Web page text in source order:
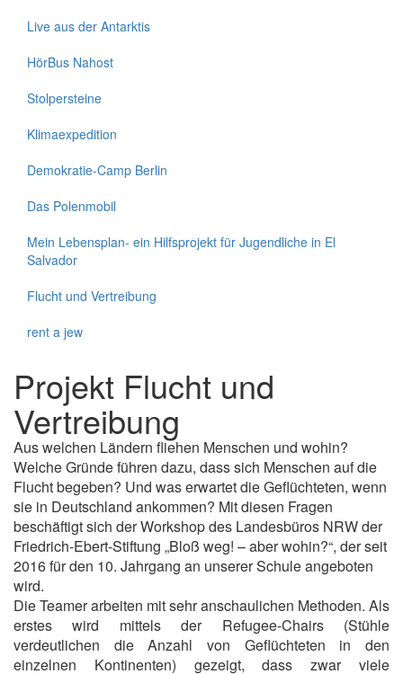
Live aus der Antarktis
HörBus Nahost
Stolpersteine
Klimaexpedition
Demokratie-Camp Berlin
Das Polenmobil
Mein Lebensplan- ein Hilfsprojekt für Jugendliche in El
Salvador
Flucht und Vertreibung
rent a jew
Projekt Flucht und
Vertreibung
Aus welchen Ländern fliehen Menschen und wohin?
Welche Gründe führen dazu, dass sich Menschen auf die
Flucht begeben? Und was erwartet die Geflüchteten, wenn
sie in Deutschland ankommen? Mit diesen Fragen
beschäftigt sich der Workshop des Landesbüros NRW der
Friedrich-Ebert-Stiftung „Bloß weg! – aber wohin?“, der seit
2016 für den 10. Jahrgang an unserer Schule angeboten
wird.
Die Teamer arbeiten mit sehr anschaulichen Methoden. Als
erstes wird mittels der Refugee-Chairs (Stühle
verdeutlichen die Anzahl von Geflüchteten in den
einzelnen Kontinenten) gezeigt, dass zwar viele